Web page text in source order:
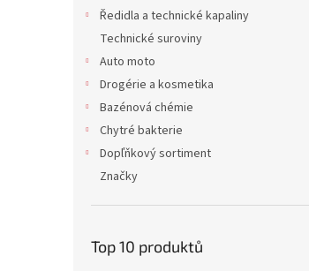
Ředidla a technické kapaliny
Technické suroviny
Auto moto
Drogérie a kosmetika
Bazénová chémie
Chytré bakterie
Dopľňkový sortiment
Značky
Top 10 produktů